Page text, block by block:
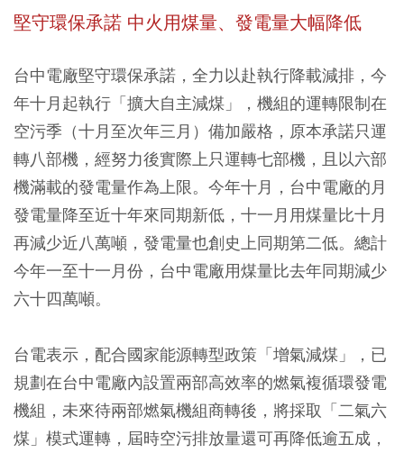
堅守環保承諾 中火用煤量、發電量大幅降低
台中電廠堅守環保承諾，全力以赴執行降載減排，今
年十月起執行「擴大自主減煤」，機組的運轉限制在
空污季（十月至次年三月）備加嚴格，原本承諾只運
轉八部機，經努力後實際上只運轉七部機，且以六部
機滿載的發電量作為上限。今年十月，台中電廠的月
發電量降至近十年來同期新低，十一月用煤量比十月
再減少近八萬噸，發電量也創史上同期第二低。總計
今年一至十一月份，台中電廠用煤量比去年同期減少
六十四萬噸。
台電表示，配合國家能源轉型政策「增氣減煤」，已
規劃在台中電廠內設置兩部高效率的燃氣複循環發電
機組，未來待兩部燃氣機組商轉後，將採取「二氣六
煤」模式運轉，屆時空污排放量還可再降低逾五成，